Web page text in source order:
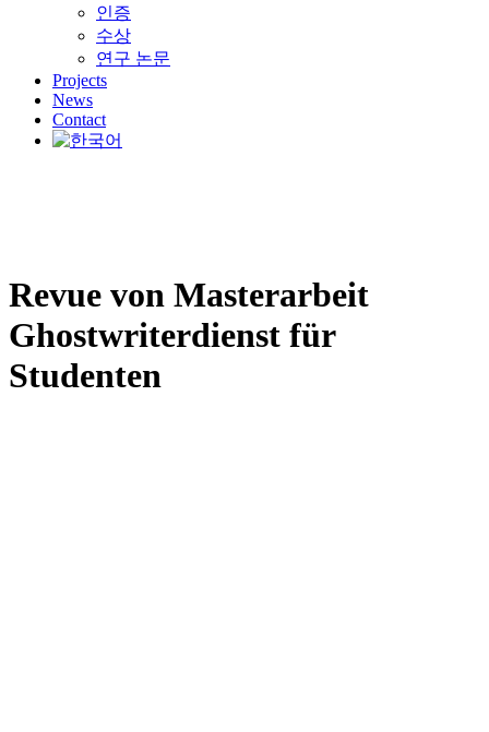
인증
수상
연구 논문
Projects
News
Contact
Revue von Masterarbeit
Ghostwriterdienst für
Studenten